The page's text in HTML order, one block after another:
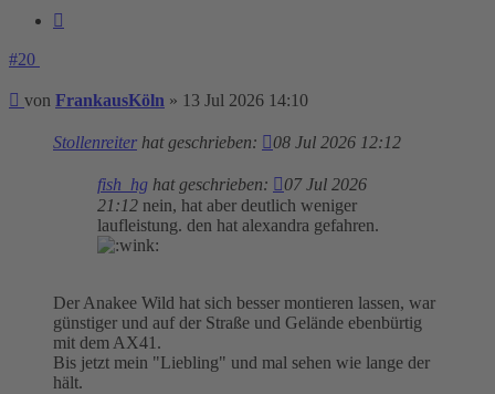
#20
Beitrag
von FrankausKöln » 13 Jul 2026 14:10
Stollenreiter hat geschrieben: 08 Jul 2026 12:12
fish_hg hat geschrieben:
07 Jul 2026
21:12 nein, hat aber deutlich weniger
laufleistung. den hat alexandra gefahren.
Der Anakee Wild hat sich besser montieren lassen, war
günstiger und auf der Straße und Gelände ebenbürtig
mit dem AX41.
Bis jetzt mein "Liebling" und mal sehen wie lange der
hält.